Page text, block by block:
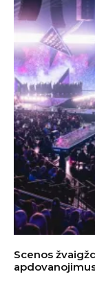
Scenos